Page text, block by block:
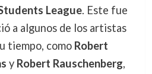
League. Este fue
a algunos de los artistas
tiempo, como Robert
y Robert Rauschenberg,